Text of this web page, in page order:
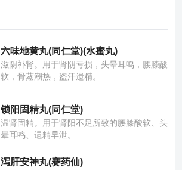
六味地黄丸(同仁堂)(水蜜丸)
滋阴补肾。用于肾阴亏损，头晕耳鸣，腰膝酸
软，骨蒸潮热，盗汗遗精。
锁阳固精丸(同仁堂)
温肾固精。用于肾阳不足所致的腰膝酸软、头
晕耳鸣、遗精早泄。
泻肝安神丸(赛药仙)